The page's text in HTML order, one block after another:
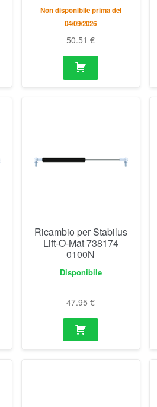
Non disponibile prima del
04/09/2026
50.51€
Ricambio per Stabilus
Lift-O-Mat 738174
0100N
Disponibile
47.95€